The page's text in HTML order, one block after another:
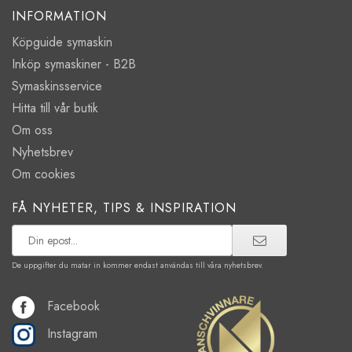
INFORMATION
Köpguide symaskin
Inköp symaskiner - B2B
Symaskinsservice
Hitta till vår butik
Om oss
Nyhetsbrev
Om cookies
FÅ NYHETER, TIPS & INSPIRATION
De uppgifter du matar in kommer endast användas till våra nyhetsbrev.
Facebook
Instagram